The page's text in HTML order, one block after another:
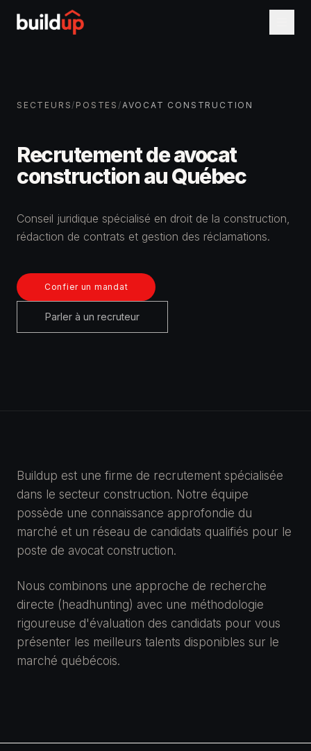
SECTEURS/ POSTES/AVOCAT CONSTRUCTION
Recrutement de avocat
construction au Québec
Conseil juridique spécialisé en droit de la construction,
rédaction de contrats et gestion des réclamations.
Confier un mandat
Parler à un recruteur
Buildup est une firme de recrutement spécialisée
dans le secteur construction. Notre équipe
possède une connaissance approfondie du
marché et un réseau de candidats qualifiés pour le
poste de avocat construction.
Nous combinons une approche de recherche
directe (headhunting) avec une méthodologie
rigoureuse d'évaluation des candidats pour vous
présenter les meilleurs talents disponibles sur le
marché québécois.